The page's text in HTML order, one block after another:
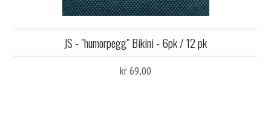
JS - "humorpegg" Bikini - 6pk / 12 pk
kr 69,00